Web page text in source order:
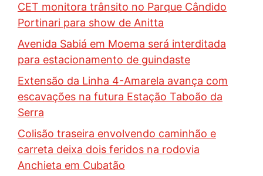
CET monitora trânsito no Parque Cândido
Portinari para show de Anitta
Avenida Sabiá em Moema será interditada
para estacionamento de guindaste
Extensão da Linha 4-Amarela avança com
escavações na futura Estação Taboão da
Serra
Colisão traseira envolvendo caminhão e
carreta deixa dois feridos na rodovia
Anchieta em Cubatão